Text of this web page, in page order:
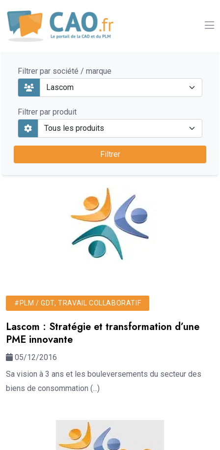
Filtrer par société / marque
Filtrer par produit
#PLM / GDT, TRAVAIL COLLABORATIF
Lascom : Stratégie et transformation d’une
PME innovante
05/12/2016
Sa vision à 3 ans et les bouleversements du secteur des
biens de consommation (...)